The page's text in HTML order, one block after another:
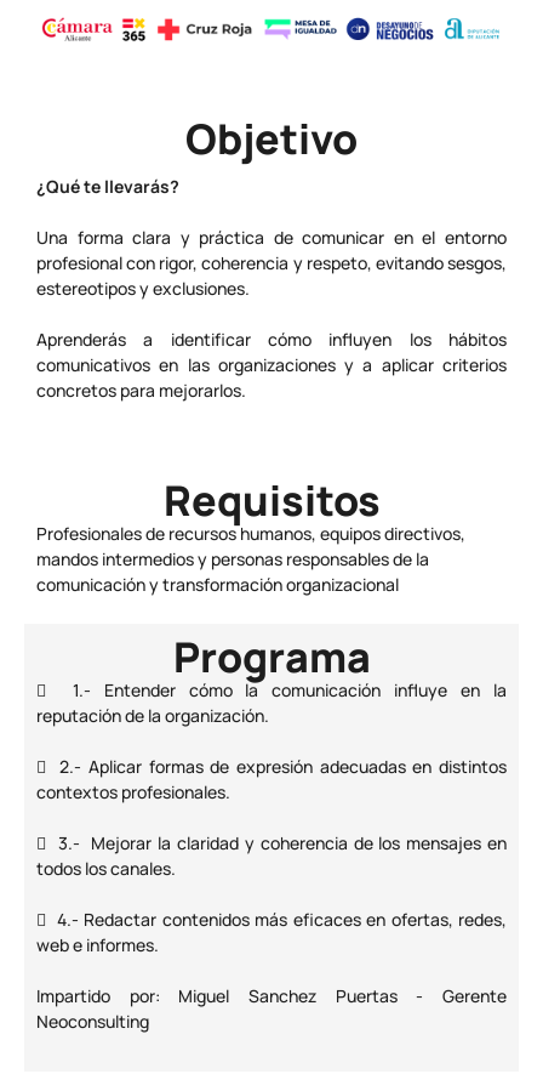
Objetivo
¿Qué te llevarás?
Una forma clara y práctica de comunicar en el entorno
profesional con rigor, coherencia y respeto, evitando sesgos,
estereotipos y exclusiones.
Aprenderás a identificar cómo influyen los hábitos
comunicativos en las organizaciones y a aplicar criterios
concretos para mejorarlos.
Requisitos
Profesionales de recursos humanos, equipos directivos,
mandos intermedios y personas responsables de la
comunicación y transformación organizacional
Programa
 1.- Entender cómo la comunicación influye en la
reputación de la organización.
 2.- Aplicar formas de expresión adecuadas en distintos
contextos profesionales.
 3.- Mejorar la claridad y coherencia de los mensajes en
todos los canales.
 4.- Redactar contenidos más eficaces en ofertas, redes,
web e informes.
Impartido por: Miguel Sanchez Puertas - Gerente
Neoconsulting